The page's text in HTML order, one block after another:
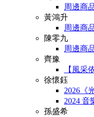
周邊商
黃鴻升
周邊商
陳零九
周邊商
齊豫
【風采
徐懷鈺
2026《
2024 音
孫盛希